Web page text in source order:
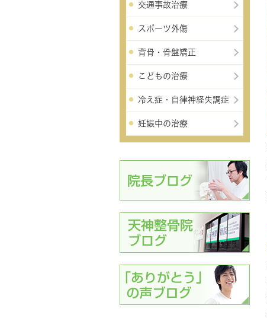
交通事故治療
スポーツ外傷
背骨・骨盤矯正
こどもの治療
冷え症・自律神経失調症
妊娠中の治療